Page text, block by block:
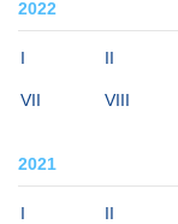
2022
I II
VII VIII
2021
I II